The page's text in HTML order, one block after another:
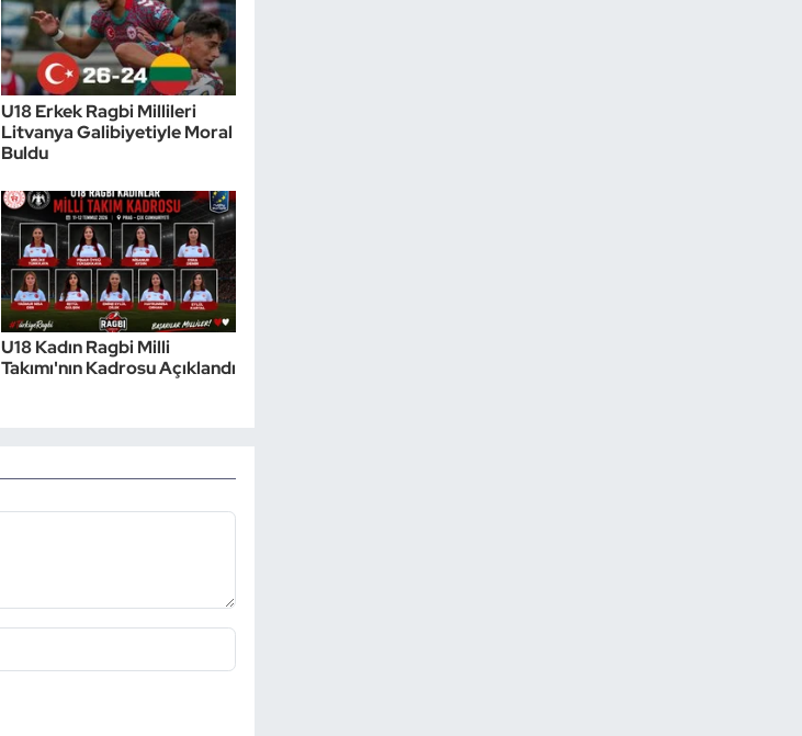
U18 Erkek Ragbi Millileri
Litvanya Galibiyetiyle Moral
Buldu
U18 Kadın Ragbi Milli
Takımı'nın Kadrosu Açıklandı